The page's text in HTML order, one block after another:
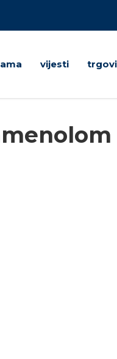
vijesti